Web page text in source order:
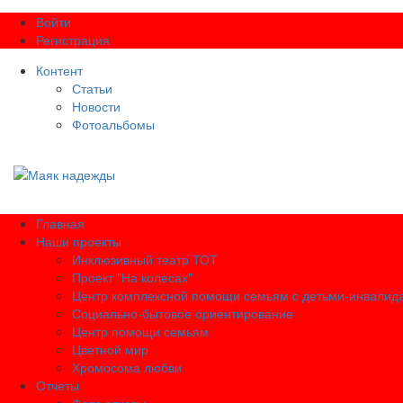
Войти
Регистрация
Контент
Статьи
Новости
Фотоальбомы
Главная
Наши проекты
Инклюзивный театр ТОТ
Проект "На колесах"
Центр комплексной помощи семьям с детьми-
Социально-бытовое ориентирование
Центр помощи семьям
Цветной мир
Хромосома любви
Отчеты